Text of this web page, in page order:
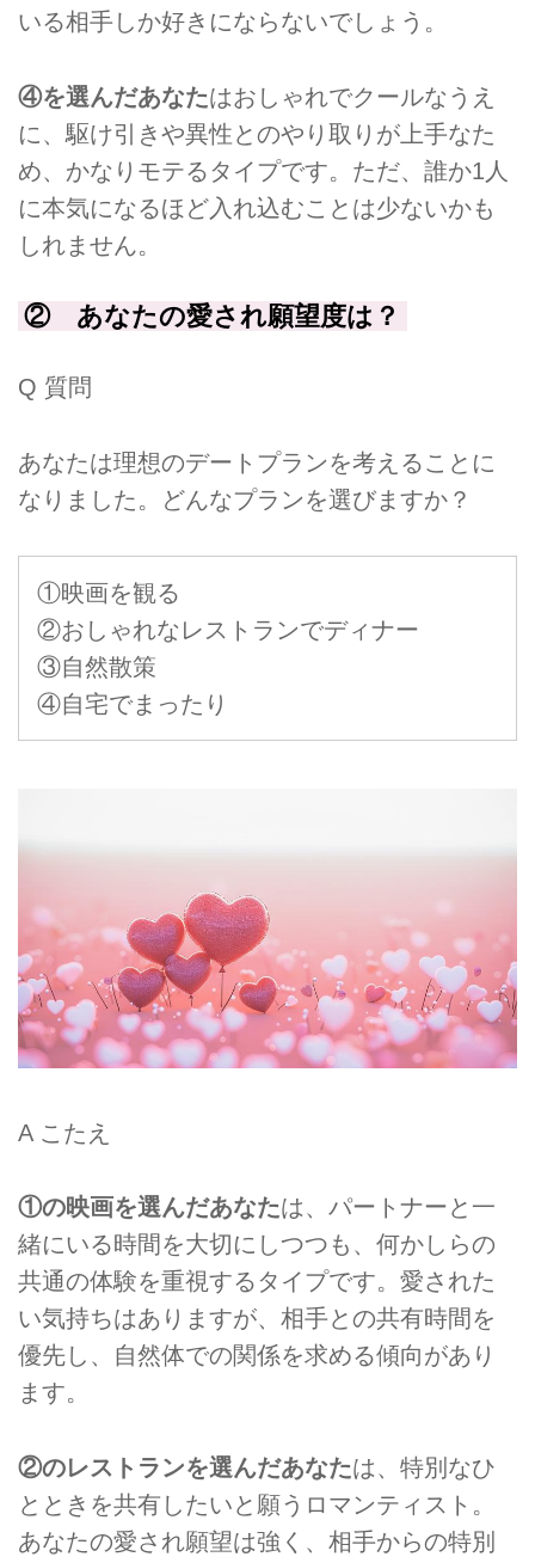
いる相手しか好きにならないでしょう。
④を選んだあなたはおしゃれでクールなうえ
に、駆け引きや異性とのやり取りが上手なた
め、かなりモテるタイプです。ただ、誰か1人
に本気になるほど入れ込むことは少ないかも
しれません。
② あなたの愛され願望度は？
Q 質問
あなたは理想のデートプランを考えることに
なりました。どんなプランを選びますか？
①映画を観る
②おしゃれなレストランでディナー
③自然散策
④自宅でまったり
A こたえ
①の映画を選んだあなたは、パートナーと一
緒にいる時間を大切にしつつも、何かしらの
共通の体験を重視するタイプです。愛された
い気持ちはありますが、相手との共有時間を
優先し、自然体での関係を求める傾向があり
ます。
②のレストランを選んだあなたは、特別なひ
とときを共有したいと願うロマンティスト。
あなたの愛され願望は強く、相手からの特別